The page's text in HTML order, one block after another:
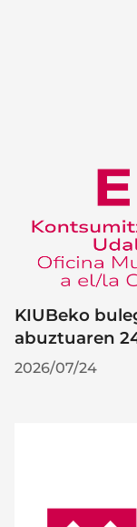
KIUBeko
abuztuaren
2026/07/24